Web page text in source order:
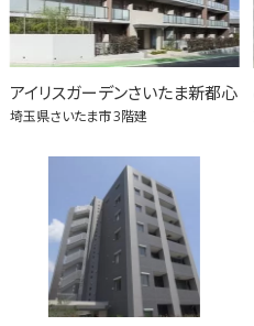
アイリスガーデンさいたま新都心
埼玉県さいたま市3階建